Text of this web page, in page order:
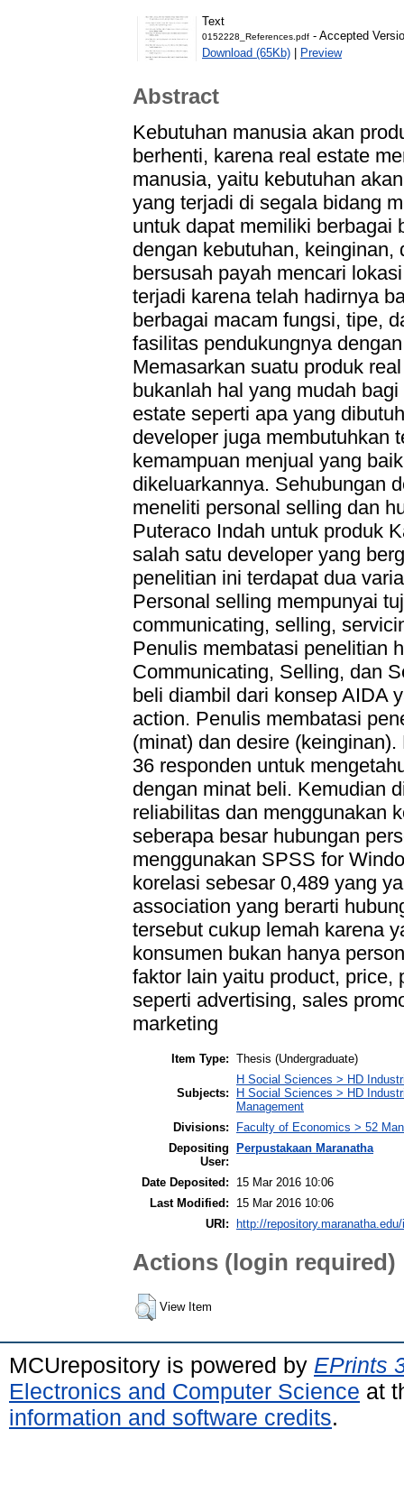
Text
0152228_References.pdf - Accepted
Download (65Kb) | Preview
Abstract
Kebutuhan manusia akan
berhenti, karena real estate
manusia, yaitu kebutuhan
yang terjadi di segala bidang
untuk dapat memiliki berbagai
dengan kebutuhan,
bersusah payah mencari
terjadi karena telah hadirnya
berbagai macam fungsi, tipe,
fasilitas pendukungnya
Memasarkan suatu produk
bukanlah hal yang mudah
estate seperti apa yang
developer juga membutuhkan
kemampuan menjual yang
dikeluarkannya. Sehubungan
meneliti personal selling dan
Puteraco Indah untuk produk
salah satu developer yang
penelitian ini terdapat dua
Personal selling mempunyai
communicating, selling,
Penulis membatasi penelitian
Communicating, Selling, dan
beli diambil dari konsep AIDA
action. Penulis membatasi
(minat) dan desire
36 responden untuk
dengan minat beli. Kemudian
reliabilitas dan menggunakan
seberapa besar hubungan
menggunakan SPSS for
korelasi sebesar 0,489 yang
association yang berarti
tersebut cukup lemah karena
konsumen bukan hanya
faktor lain yaitu product, price,
seperti advertising, sales
marketing
Item Type: Thesis (Undergraduate)
Subjects:
H Social Sciences > HD
H Social Sciences > HD
Management
Divisions:
Faculty of Economics > 52
Depositing
User:
Perpustakaan Maranatha
Date Deposited:
15 Mar 2016 10:06
Last Modified:
15 Mar 2016 10:06
URI:
http://
Actions (login required)
View Item
MCUrepository is powered by EPrints
Electronics and Computer Science at
information and software credits.